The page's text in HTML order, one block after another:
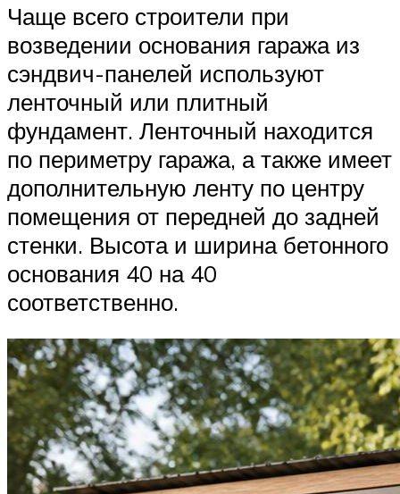
Чаще всего строители при
возведении основания гаража из
сэндвич-панелей используют
ленточный или плитный
фундамент. Ленточный находится
по периметру гаража, а также имеет
дополнительную ленту по центру
помещения от передней до задней
стенки. Высота и ширина бетонного
основания 40 на 40
соответственно.